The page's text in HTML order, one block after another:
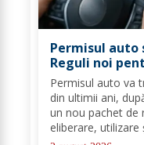
Permisul auto
Reguli noi
auto
Permisul auto va
din ultimii ani,
un nou pachet de
eliberare, utilizare